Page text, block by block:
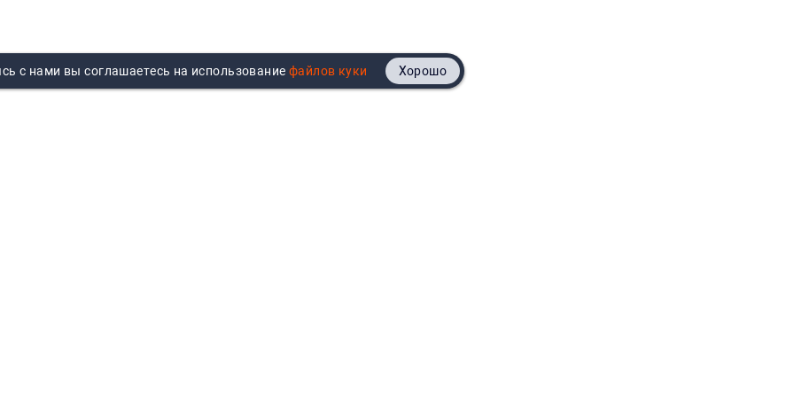
с нами вы соглашаетесь на использование Хорошо